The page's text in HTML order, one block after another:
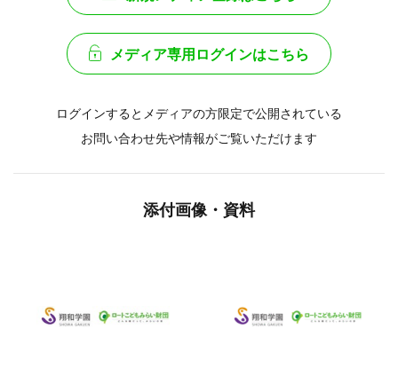
メディア専用ログインはこちら
ログインするとメディアの方限定で公開されている
お問い合わせ先や情報がご覧いただけます
添付画像・資料